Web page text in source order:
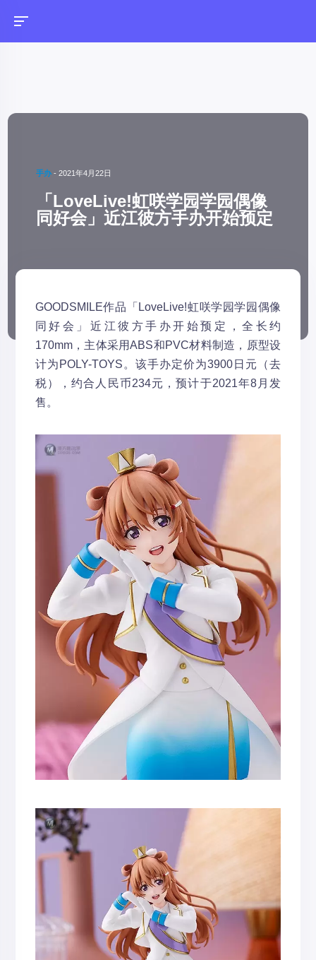
手办-2021年4月22日
「LoveLive!虹咲学园学园偶像
同好会」近江彼方手办开始预定
GOODSMILE作品「LoveLive!虹咲学园学园偶像
同好会」近江彼方手办开始预定，全长约
170mm，主体采用ABS和PVC材料制造，原型设
计为POLY-TOYS。该手办定价为3900日元（去
税），约合人民币234元，预计于2021年8月发
售。